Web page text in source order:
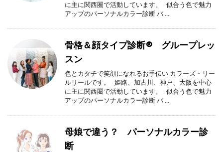
に主に関西圏で活動しています。 似合う色で魅力
アップのパーソナルカラー診断 バ ...
骨格＆顔タイプ診断® グループレッ
スン
色とカタチで笑顔になれるお手伝い カラーズ・リー
ルリールです。 姫路、加古川、神戸、大阪を中心
に主に関西圏で活動しています。 似合う色で魅力
アップのパーソナルカラー診断 バ ...
母娘で違う？ パーソナルカラー診
断